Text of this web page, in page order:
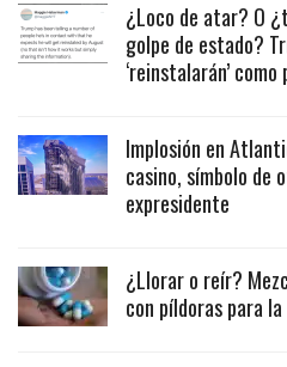
¿Loco de atar? O
golpe de estado?
‘reinstalarán’
Implosión en
casino, símbolo de
expresidente
¿Llorar o reír?
con píldoras para